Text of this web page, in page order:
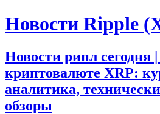
Новости Ripple
Новости рипл сегодня
криптовалюте XRP:
аналитика,
обзоры